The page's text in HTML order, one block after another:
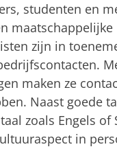
studenten en
zijn in
maken ze
Naast goede
zoals Engels of
in